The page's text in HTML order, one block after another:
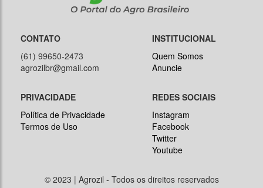
(61) 99650-2473
agrozilbr@gmail.com
Quem Somos
Anuncie
Política de Privacidade
Termos de Uso
Instagram
Facebook
Twitter
Youtube